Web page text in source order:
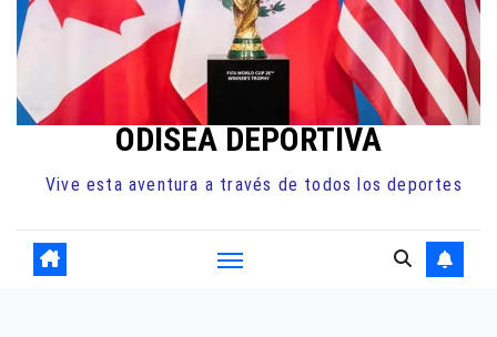
ODISEA DEPORTIVA
Vive esta aventura a través de todos los deportes